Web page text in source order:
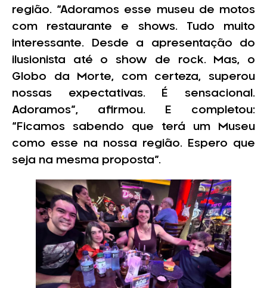
região. “Adoramos esse museu de motos
com restaurante e shows. Tudo muito
interessante. Desde a apresentação do
ilusionista até o show de rock. Mas, o
Globo da Morte, com certeza, superou
nossas expectativas. É sensacional.
Adoramos”, afirmou. E completou:
“Ficamos sabendo que terá um Museu
como esse na nossa região. Espero que
seja na mesma proposta”.